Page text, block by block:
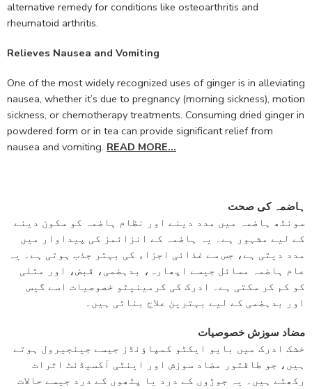
alternative remedy for conditions like osteoarthritis and
rheumatoid arthritis.
Relieves Nausea and Vomiting
One of the most widely recognized uses of ginger is in alleviating
nausea, whether it’s due to pregnancy (morning sickness), motion
sickness, or chemotherapy treatments. Consuming dried ginger in
powdered form or in tea can provide significant relief from
nausea and vomiting. READ MORE…
ہاضمہ کی صحت
سونٹھ ہاضمہ میں مدد دینے اور نظام ہاضمہ کو سکون دینے
کے لیے مشہور ہے۔ یہ ہاضمہ کے انزائمز کی پیداوار میں
مدد دیتی ہے، جس سے غذائی اجزاء کی بہتر جذب ہوتی ہے۔ یہ
عام ہاضمہ مسائل جیسے اپھارہ، بدہضمی، قبض، اور متلی
کو کم کر سکتی ہے۔ ادرک کی کرمینیٹو خصوصیات اسے گیس
اور بدہضمی کے لیے بہترین علاج بناتی ہیں۔
مضاد سوزش خصوصیات
خشک ادرک میں بایو ایکٹو کمپاؤنڈز جیسے جینجیرول ہوتے
ہیں، جو طاقتور مضاد سوزش اور اینٹی آکسیڈنٹ اثرات
رکھتے ہیں۔ یہ جوڑوں کے درد یا پٹھوں کے درد جیسے حالات